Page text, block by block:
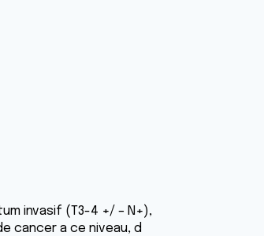
invasif (T3-4 +/ – N+),
cancer a ce niveau, d